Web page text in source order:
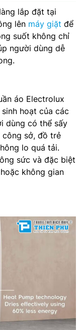
lắp đặt tại
lên máy giặt để
suốt không chỉ
người dùng dễ
áo Electrolux
hoạt của các
dùng có thể sấy
công sở, đồ trẻ
lo quá tải.
sức và đặc biệt
không gian